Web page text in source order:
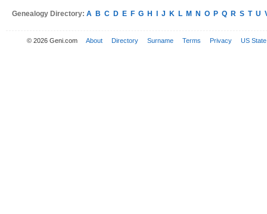
Genealogy Directory: A B C D E F G H J K L M N O P Q R S T U
© 2026 Geni.com About Directory Surname Terms Privacy US